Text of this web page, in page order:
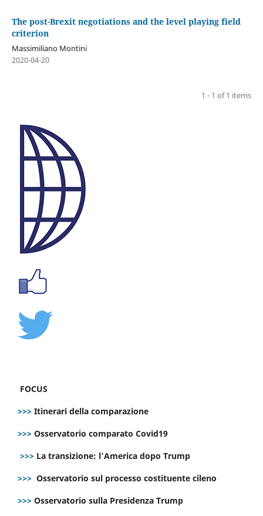
The post-Brexit negotiations and the level playing field
criterion
Massimiliano Montini
2020-04-20
1 - 1 of 1 items
FOCUS
>>> Itinerari della comparazione
>>> Osservatorio comparato Covid19
>>> La transizione: l’America dopo Trump
>>> Osservatorio sul processo costituente cileno
>>> Osservatorio sulla Presidenza Trump